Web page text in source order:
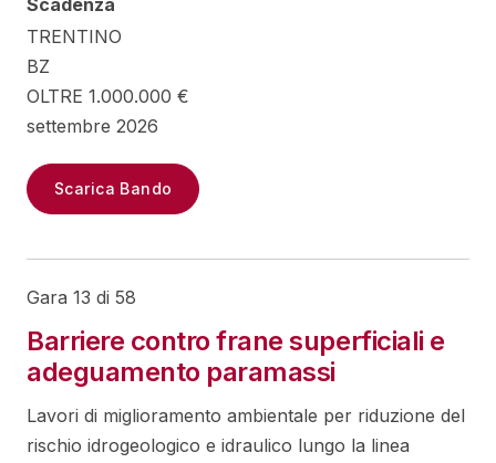
Scadenza
TRENTINO
BZ
OLTRE 1.000.000 €
settembre 2026
Scarica Bando
Gara 13 di 58
Barriere contro frane superficiali e
adeguamento paramassi
Lavori di miglioramento ambientale per riduzione del
rischio idrogeologico e idraulico lungo la linea